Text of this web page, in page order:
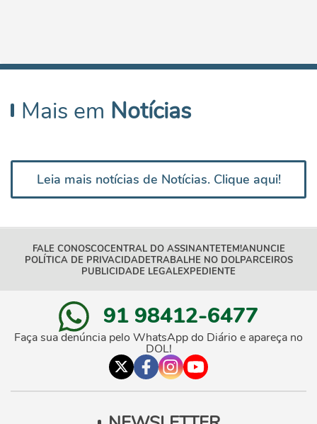
Mais em Notícias
Leia mais notícias de Notícias. Clique aqui!
FALE CONOSCOCENTRAL DO ASSINANTETEM!ANUNCIE
POLÍTICA DE PRIVACIDADETRABALHE NO DOLPARCEIROS
PUBLICIDADE LEGALEXPEDIENTE
91 98412-6477
Faça sua denúncia pelo WhatsApp do Diário e apareça no
DOL!